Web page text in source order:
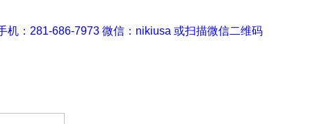
：281-686-7973 微信：nikiusa 或扫描微信二维码